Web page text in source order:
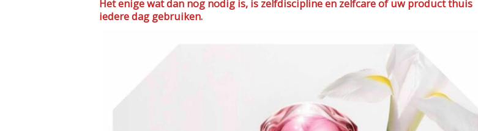
Het enige wat dan nog nodig is, is zelfdiscipline en zelfcare of uw product thuis
iedere dag gebruiken.